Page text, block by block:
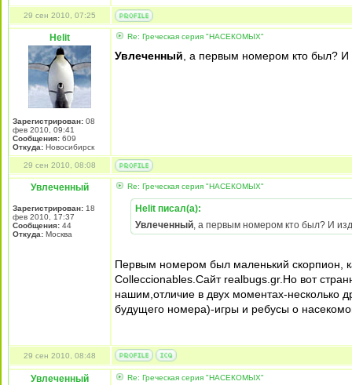
29 сен 2010, 07:25
Helit
Зарегистрирован: 08
фев 2010, 09:41
Сообщения: 609
Откуда: Новосибирск
Re: Греческая серия "НАСЕКОМЫХ"
Увлеченный , а первым номером кто был? И
29 сен 2010, 08:08
Увлеченный
Зарегистрирован: 18
фев 2010, 17:37
Сообщения: 44
Откуда: Москва
Re: Греческая серия "НАСЕКОМЫХ"
Helit писал(а):
Увлеченный, а первым номером кто был? И
Первым номером был маленький скорпион,
Colleccionables.Сайт realbugs.gr.Но вот
нашим,отличие в двух моментах-несколько
будущего номера)-игры и ребусы о
29 сен 2010, 08:48
Увлеченный Re: Греческая серия "НАСЕКОМЫХ"